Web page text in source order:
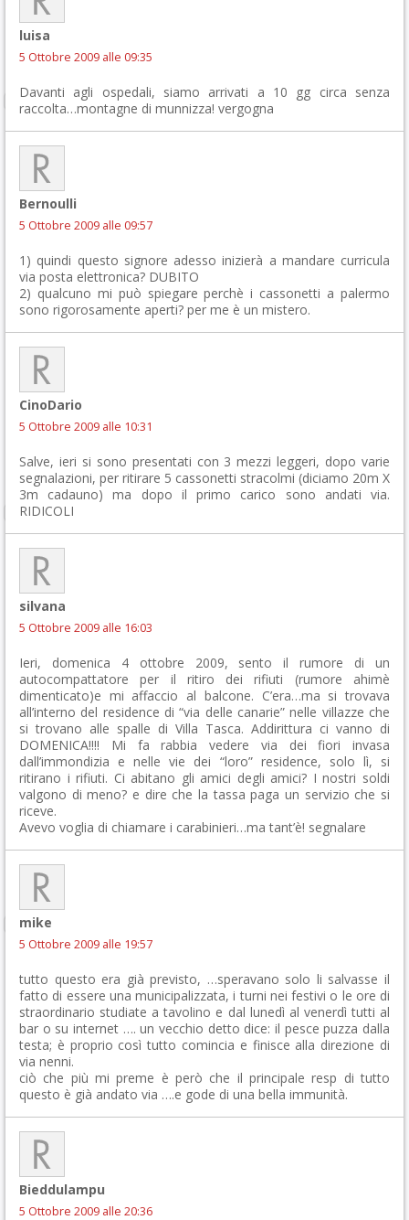
luisa
5 Ottobre 2009 alle 09:35
Davanti agli ospedali, siamo arrivati a 10 gg circa senza
raccolta…montagne di munnizza! vergogna
Bernoulli
5 Ottobre 2009 alle 09:57
1) quindi questo signore adesso inizierà a mandare curricula
via posta elettronica? DUBITO
2) qualcuno mi può spiegare perchè i cassonetti a palermo
sono rigorosamente aperti? per me è un mistero.
CinoDario
5 Ottobre 2009 alle 10:31
Salve, ieri si sono presentati con 3 mezzi leggeri, dopo varie
segnalazioni, per ritirare 5 cassonetti stracolmi (diciamo 20m X
3m cadauno) ma dopo il primo carico sono andati via.
RIDICOLI
silvana
5 Ottobre 2009 alle 16:03
Ieri, domenica 4 ottobre 2009, sento il rumore di un
autocompattatore per il ritiro dei rifiuti (rumore ahimè
dimenticato)e mi affaccio al balcone. C’era…ma si trovava
all’interno del residence di “via delle canarie” nelle villazze che
si trovano alle spalle di Villa Tasca. Addirittura ci vanno di
DOMENICA!!!! Mi fa rabbia vedere via dei fiori invasa
dall’immondizia e nelle vie dei “loro” residence, solo lì, si
ritirano i rifiuti. Ci abitano gli amici degli amici? I nostri soldi
valgono di meno? e dire che la tassa paga un servizio che si
riceve.
Avevo voglia di chiamare i carabinieri…ma tant’è! segnalare
mike
5 Ottobre 2009 alle 19:57
tutto questo era già previsto, …speravano solo li salvasse il
fatto di essere una municipalizzata, i turni nei festivi o le ore di
straordinario studiate a tavolino e dal lunedì al venerdì tutti al
bar o su internet …. un vecchio detto dice: il pesce puzza dalla
testa; è proprio così tutto comincia e finisce alla direzione di
via nenni.
ciò che più mi preme è però che il principale resp di tutto
questo è già andato via ….e gode di una bella immunità.
Bieddulampu
5 Ottobre 2009 alle 20:36